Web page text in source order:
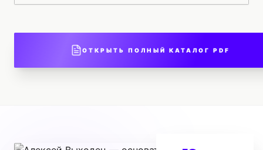
ОТКРЫТЬ ПОЛНЫЙ КАТАЛОГ PDF